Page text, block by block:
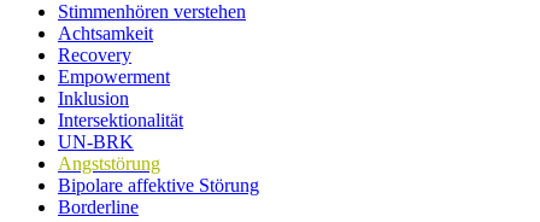
Stimmenhören verstehen
Achtsamkeit
Recovery
Empowerment
Inklusion
Intersektionalität
UN-BRK
Angststörung
Bipolare affektive Störung
Borderline